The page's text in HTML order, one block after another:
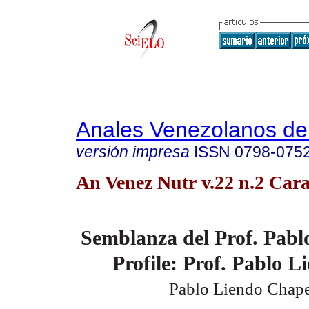
Anales Venezolanos
versión impresa ISSN 0798-
An Venez Nutr v.22 n.2
Semblanza del Prof.
Profile: Prof. Pablo
Pablo Liendo